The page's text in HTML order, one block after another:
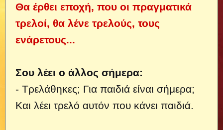
Θα έρθει εποχή, που οι πραγματικά
τρελοί, θα λένε τρελούς, τους
ενάρετους...
Σου λέει ο άλλος σήμερα:
- Τρελάθηκες; Για παιδιά είναι σήμερα;
Και λέει τρελό αυτόν που κάνει παιδιά.